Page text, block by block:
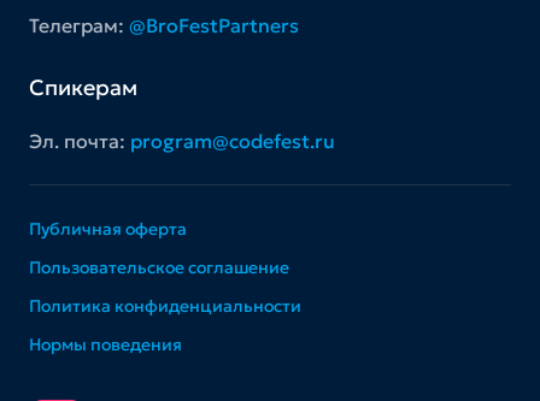
Телеграм: @BroFestPartners
Спикерам
Эл. почта: program@codefest.ru
Публичная оферта
Пользовательское соглашение
Политика конфиденциальности
Нормы поведения